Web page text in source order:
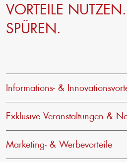
VORTEILE
SPÜREN.
Informations- &
Innovationsmanagement,
detaillierten Infos zu
Exklusive Veranstaltungen &
SPEEDKongress,
Marketing- & Werbevorteile